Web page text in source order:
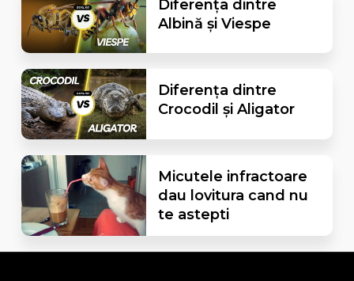
Diferența dintre
Albină și Viespe
Diferența dintre
Crocodil și Aligator
Micutele infractoare
dau lovitura cand nu
te astepti